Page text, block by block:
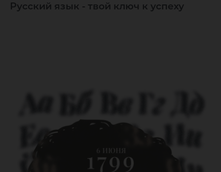
Русский язык - твой ключ к успеху